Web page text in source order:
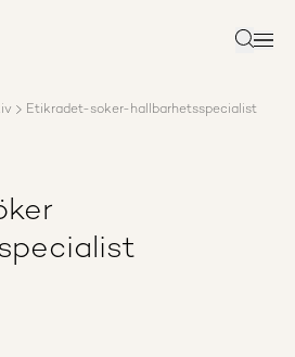
Sök
Etikradet-soker-hallbarhetsspecialist